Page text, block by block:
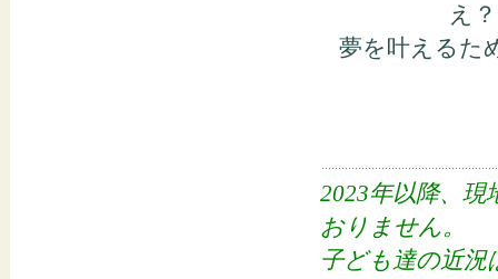
え
夢を叶えるた
2023年以降、現
おりません。
子ども達の近